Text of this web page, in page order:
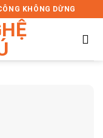
KHÔNG DỪNG